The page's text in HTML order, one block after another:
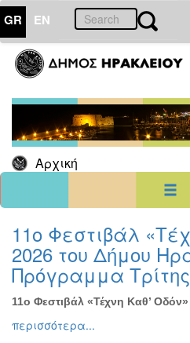
GR EN
Αρχική
01Νοέμβριος
2021
Τρι Τετ Πεμ Παρ Σαβ
1 2 3 4 5
6
7
14
15 16 17 18 19
20
27
ΗΜΕΡΟΛΟΓΙΟ
ΕΚΔΗΛΩΣΕΩΝ
Χριστούγεννα
-
Πρωτοχρονιά
11ο Φεστιβάλ
2026 του Δήμου
Πρόγραμμα Τρίτης
11ο Φεστιβάλ «Τέχνη Καθ’
περισσότερα...